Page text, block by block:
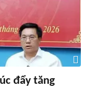
đẩy tăng